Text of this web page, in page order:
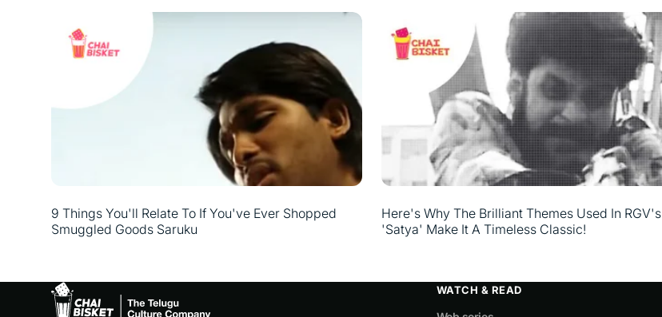
9 Things You'll Relate To If You've Ever Shopped
Smuggled Goods Saruku
Here's Why The Brilliant Themes Used In RGV's
'Satya' Make It A Timeless Classic!
WATCH & READ